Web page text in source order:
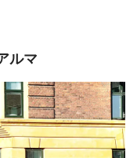
ルマ